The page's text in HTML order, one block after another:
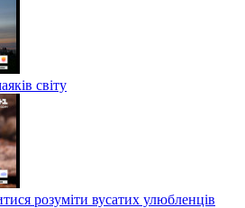
світу
розуміти вусатих улюбленців